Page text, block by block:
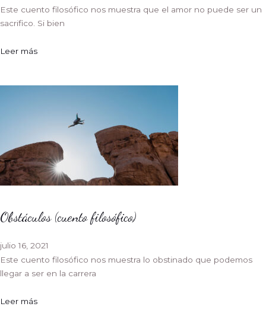
Este cuento filosófico nos muestra que el amor no puede ser un
sacrifico. Si bien
Leer más
Obstáculos (cuento filosófico)
julio 16, 2021
Este cuento filosófico nos muestra lo obstinado que podemos
llegar a ser en la carrera
Leer más